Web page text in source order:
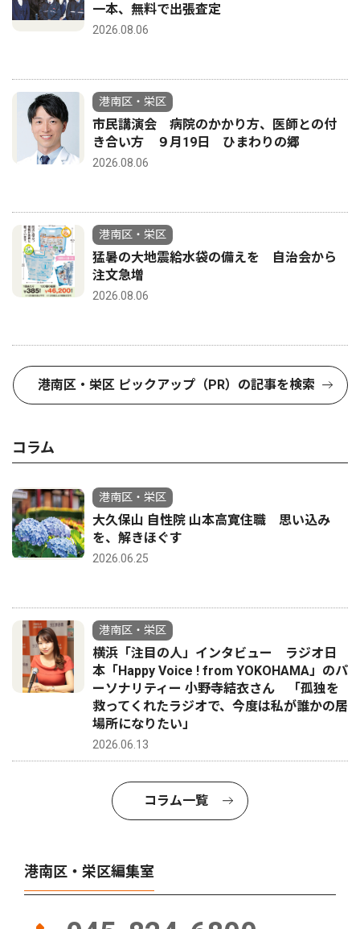
一本、無料で出張査定
2026.08.06
港南区・栄区
市民講演会 病院のかかり方、医師との付
き合い方 ９月19日 ひまわりの郷
2026.08.06
港南区・栄区
猛暑の大地震給水袋の備えを 自治会から
注文急増
2026.08.06
港南区・栄区 ピックアップ（PR）の記事を検索
コラム
港南区・栄区
大久保山 自性院 山本高寛住職 思い込み
を、解きほぐす
2026.06.25
港南区・栄区
横浜「注目の人」インタビュー ラジオ日
本「Happy Voice ! from YOKOHAMA」のパ
ーソナリティー 小野寺結衣さん 「孤独を
救ってくれたラジオで、今度は私が誰かの居
場所になりたい」
2026.06.13
コラム一覧
港南区・栄区編集室